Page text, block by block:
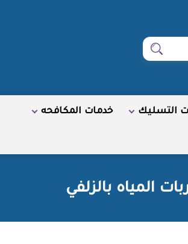
ابحث
التسليك خدمات المكافحه
المياه بالزلفي